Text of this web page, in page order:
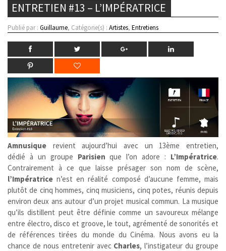
ENTRETIEN #13 – L’IMPÉRATRICE
Publié par : Guillaume, Catégorie(s) : Artistes, Entretiens
Amnusique revient aujourd’hui avec un 13ème entretien,
dédié à un groupe Parisien que l’on adore : L’Impératrice.
Contrairement à ce que laisse présager son nom de scène,
l’Impératrice n’est en réalité composé d’aucune femme, mais
plutôt de cinq hommes, cinq musiciens, cinq potes, réunis depuis
environ deux ans autour d’un projet musical commun. La musique
qu’ils distillent peut être définie comme un savoureux mélange
entre électro, disco et groove, le tout, agrémenté de sonorités et
de références tirées du monde du Cinéma. Nous avons eu la
chance de nous entretenir avec Charles, l’instigateur du groupe